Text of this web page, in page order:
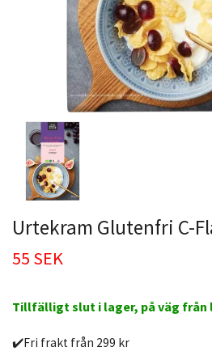
Urtekram Glutenfri C-
55 SEK
Tillfälligt slut i lager, på väg från
✔️Fri frakt från 299 kr